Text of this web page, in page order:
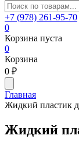
+7 (978) 261-95-70
0
Корзина пуста
0
Корзина
0 ₽
Главная
Жидкий пластик
Жидкий